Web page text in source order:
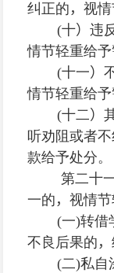
纠正的 ，视
(十） 违
情节轻重给
(十一）
情节轻重给
(十二）
听劝阻或者
款给予处分。
第二十
一的 ，视情
(一)转借
不良后果的 ，
(二)私自